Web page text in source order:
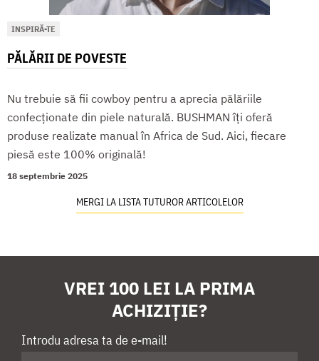
INSPIRĂ-TE
PĂLĂRII DE POVESTE
Nu trebuie să fii cowboy pentru a aprecia pălăriile
confecționate din piele naturală. BUSHMAN îți oferă
produse realizate manual în Africa de Sud. Aici, fiecare
piesă este 100% originală!
18 septembrie 2025
MERGI LA LISTA TUTUROR ARTICOLELOR
VREI 100 LEI LA PRIMA
ACHIZIȚIE?
Introdu adresa ta de e-mail!